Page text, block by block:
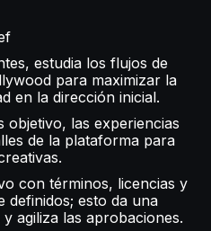
estudia los flujos de
para maximizar la
en la dirección inicial.
objetivo, las experiencias
de la plataforma para
con términos, licencias y
definidos; esto da una
agiliza las aprobaciones.